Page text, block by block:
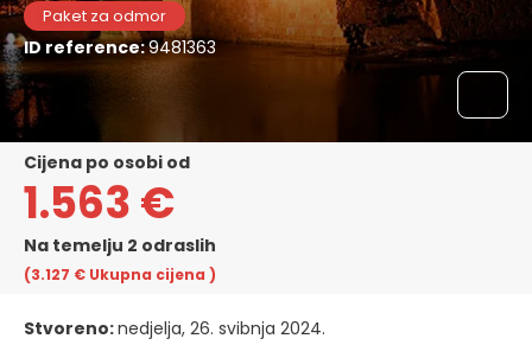
Paket za odmor
ID reference:9481363
cijena po osobi od
1.563 €
Na temelju 2 odraslih
(3.127 € Ukupna cijena )
Stvoreno:nedjelja, 26. svibnja 2024.